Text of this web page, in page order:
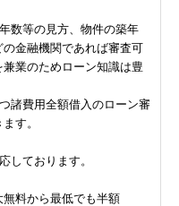
数等の見方、物件の築年
金融機関であれば審査可
業のためローン知識は豊
諸費用全額借入のローン審
す。
しております。
料から最低でも半額